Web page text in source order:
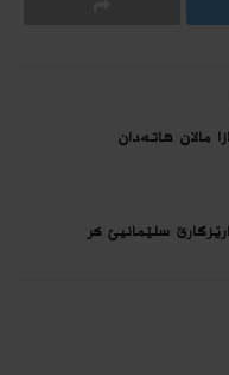
مالان هاته‌دان
سلێمانیێ كر